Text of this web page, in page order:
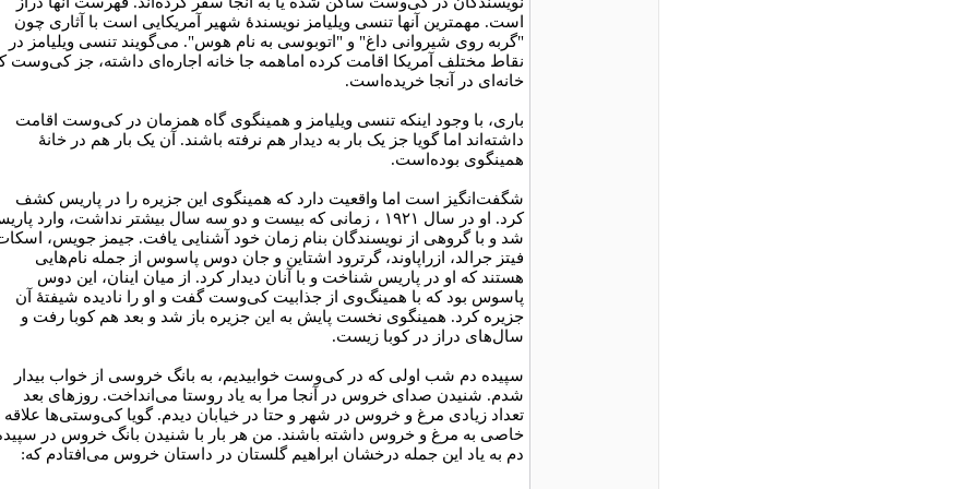
است. مهمترین آنها تنسی ویلیامز نویسندۀ شهیر آمریکایی است با آثاری چون
"گربه روی شیروانی داغ" و "اتوبوسی به نام هوس". می‌گویند تنسی ویلیامز در
نقاط مختلف آمریکا اقامت کرده اماهمه جا خانه اجاره‌ای داشته، جز کی‌وست
خانه‌ای در آنجا خریده‌است.
باری، با وجود اینکه تنسی ویلیامز و همینگوی گاه همزمان در کی‌وست اقامت
داشته‌اند اما گویا جز یک بار به دیدار هم نرفته باشند. آن یک بار هم در خانۀ
همینگوی بوده‌است.
شگفت‌انگیز است اما واقعیت دارد که همینگوی این جزیره را در پاریس کشف
کرد. او در سال ۱۹۲۱ ، زمانی که بیست و دو سه سال بیشتر نداشت، وارد
شد و با گروهی از نویسندگان بنام زمان خود آشنایی یافت. جیمز جویس،
فیتز جرالد، ازراپاوند، گرترود اشتاین و جان دوس پاسوس از جمله نام‌هایی
هستند که او در پاریس شناخت و با آنان دیدار کرد. از میان اینان، این دوس
پاسوس بود که با همینگ‌وی از جذابیت کی‌وست گفت و او را نادیده شیفتۀ آن
جزیره کرد. همینگوی نخست پایش به این جزیره باز شد و بعد هم کوبا رفت و
سال‌های دراز در کوبا زیست.
سپیده دم شب اولی که در کی‌وست خوابیدیم، به بانگ خروسی از خواب بیدار
شدم. شنیدن صدای خروس در آنجا مرا به یاد روستا می‌انداخت. روزهای بعد
تعداد زیادی مرغ و خروس در شهر و حتا در خیابان دیدم. گویا کی‌وستی‌ها علاقه
خاصی به مرغ و خروس داشته باشند. من هر بار با شنیدن بانگ خروس در
دم به یاد این جمله درخشان ابراهیم گلستان در داستان خروس می‌افتادم که: